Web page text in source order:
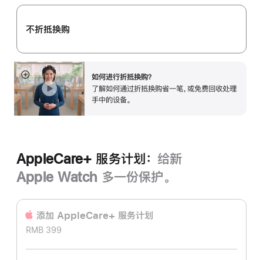
购
划：
不折抵换购
如何进行折抵换购？
了解如何通过折抵换购省一笔，或免费回收处理
手中的设备。
展
开
AppleCare+ 服务计划： 给新
Apple Watch 多一份保护。
添加 AppleCare+ 服务计‍划
RMB 399